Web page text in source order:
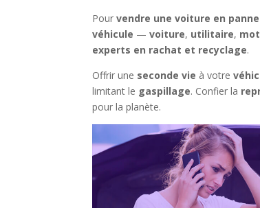
Pourvendre une voiture en
véhicule —voiture, utilitaire,
experts en rachat et recyclage.
Offrir une seconde vie à votre
limitant le gaspillage. Confier la
pour la planète.